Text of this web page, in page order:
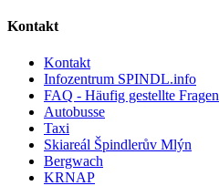
Kontakt
Kontakt
Infozentrum SPINDL.info
FAQ - Häufig gestellte Fragen
Autobusse
Taxi
Skiareál Špindlerův Mlýn
Bergwach
KRNAP